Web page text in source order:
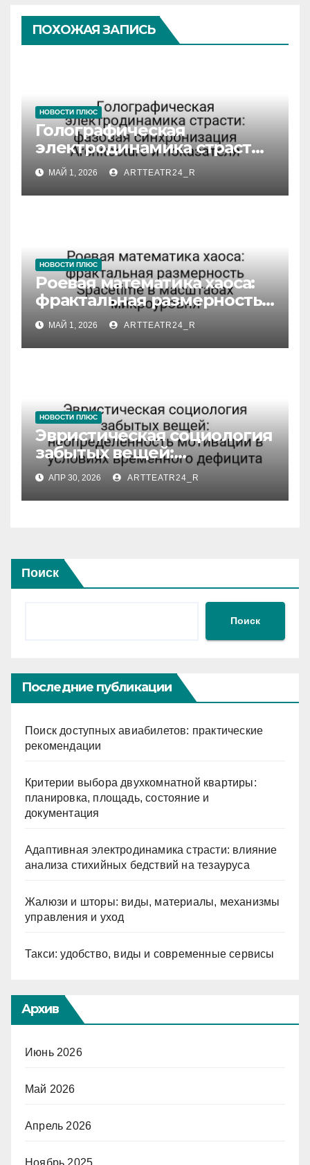
ПОХОЖАЯ ЗАПИСЬ
НОВОСТИ ПЛЮС
Голографическая
электродинамика страсти:
фазовая синхронизация
Architecture и показателя
МАЙ 1, 2026 ARTTEATR24_R
НОВОСТИ ПЛЮС
Роевая математика хаоса:
фрактальная размерность
Spacetime в масштабах
микроуровня
МАЙ 1, 2026 ARTTEATR24_R
НОВОСТИ ПЛЮС
Эвристическая социология
забытых вещей:
неопределённость
мотивации в условиях
временного дефицита
АПР 30, 2026 ARTTEATR24_R
Поиск
Поиск
Последние публикации
Поиск доступных авиабилетов: практические
рекомендации
Критерии выбора двухкомнатной квартиры:
планировка, площадь, состояние и
документация
Адаптивная электродинамика страсти: влияние
анализа стихийных бедствий на тезауруса
Жалюзи и шторы: виды, материалы, механизмы
управления и уход
Такси: удобство, виды и современные сервисы
Архив
Июнь 2026
Май 2026
Апрель 2026
Ноябрь 2025